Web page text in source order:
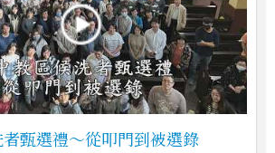
甄選禮～從叩門到被選錄